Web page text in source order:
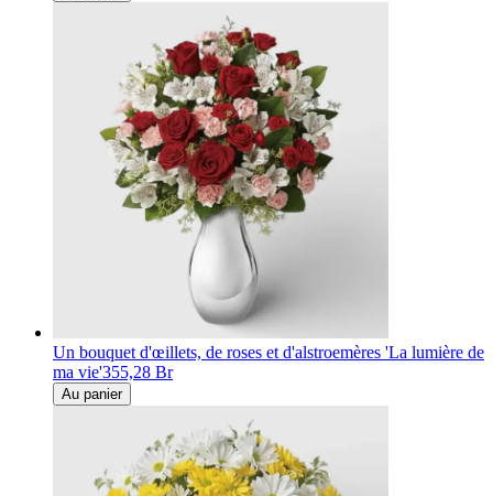
Un bouquet d'œillets, de roses et d'alstroemères 'La lumière de
ma vie'355,28 Br
Au panier